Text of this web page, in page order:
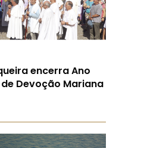
encerra Ano
Devoção Mariana